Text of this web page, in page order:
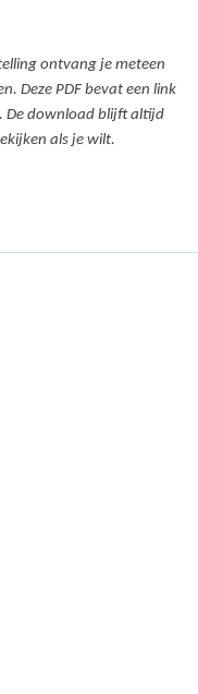
ontvang je meteen
Deze PDF bevat een link
De download blijft altijd
als je wilt.